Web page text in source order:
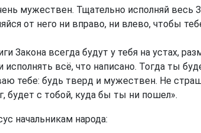
мужествен. Тщательно исполняй весь
от него ни вправо, ни влево, чтобы
Закона всегда будут у тебя на устах,
исполнять всё, что написано. Тогда ты
тебе: будь тверд и мужествен. Не
будет с тобой, куда бы ты ни пошел».
начальникам народа: